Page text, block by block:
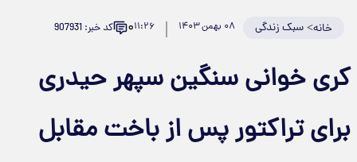
خانه>سبک زندگی ۰۸ بهمن ۱۴۰۳ ۱۱:۲۶۰ کد خبر: 907931
کری خوانی سنگین سپهر حیدری
برای تراکتور پس از باخت مقابل